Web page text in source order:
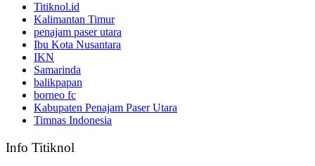
Titiknol.id
Kalimantan Timur
penajam paser utara
Ibu Kota Nusantara
IKN
Samarinda
balikpapan
borneo fc
Kabupaten Penajam Paser Utara
Timnas Indonesia
Info Titiknol